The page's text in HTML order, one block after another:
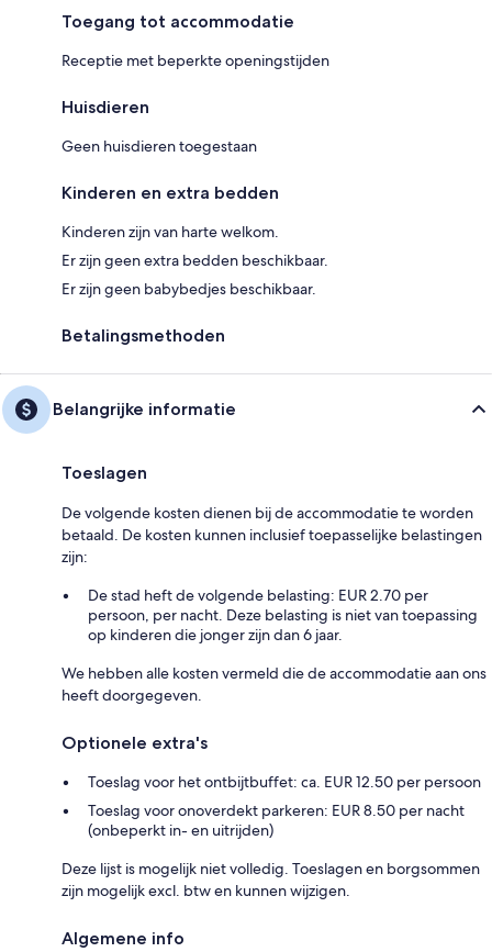
Toegang tot accommodatie
Receptie met beperkte openingstijden
Huisdieren
Geen huisdieren toegestaan
Kinderen en extra bedden
Kinderen zijn van harte welkom.
Er zijn geen extra bedden beschikbaar.
Er zijn geen babybedjes beschikbaar.
Betalingsmethoden
Belangrijke informatie
Toeslagen
De volgende kosten dienen bij de accommodatie te worden
betaald. De kosten kunnen inclusief toepasselijke belastingen
zijn:
De stad heft de volgende belasting: EUR 2.70 per
persoon, per nacht. Deze belasting is niet van toepassing
op kinderen die jonger zijn dan 6 jaar.
We hebben alle kosten vermeld die de accommodatie aan ons
heeft doorgegeven.
Optionele extra's
Toeslag voor het ontbijtbuffet: ca. EUR 12.50 per persoon
Toeslag voor onoverdekt parkeren: EUR 8.50 per nacht
(onbeperkt in- en uitrijden)
Deze lijst is mogelijk niet volledig. Toeslagen en borgsommen
zijn mogelijk excl. btw en kunnen wijzigen.
Algemene info